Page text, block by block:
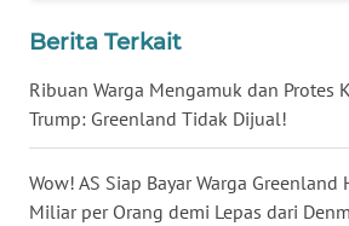
Berita Terkait
Ribuan Warga Mengamuk dan Protes
Trump: Greenland Tidak Dijual!
Wow! AS Siap Bayar Warga Greenland
Miliar per Orang demi Lepas dari
WN
WN
SUMBAR
WN